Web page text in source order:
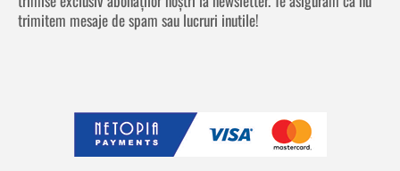
trimitem mesaje de spam sau lucruri inutile!